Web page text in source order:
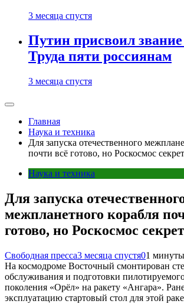
3 месяца спустя
Путин присвоил
Труда пяти россиянам
3 месяца спустя
Главная
Наука и техника
Для запуска отечественного
почти всё готово, но Роскосмос
Наука и техника
Для запуска
межпланетного корабля
готово, но Роскосмос
Свободная пресса3 месяца спустя01 минуты
На космодроме Восточный смонтирован
обслуживания и подготовки
поколения «Орёл» на ракету «Ангара».
эксплуатацию стартовый стол для этой